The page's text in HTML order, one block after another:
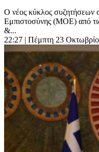
Ο νέος κύκλος συζητήσεων
Εμπιστοσύνης (ΜΟΕ) από
&...
22:27 | Πέμπτη 23